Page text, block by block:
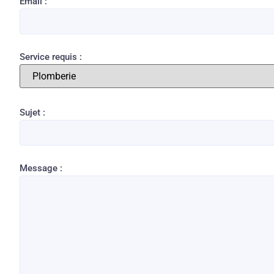
Service requis :
Sujet :
Message :